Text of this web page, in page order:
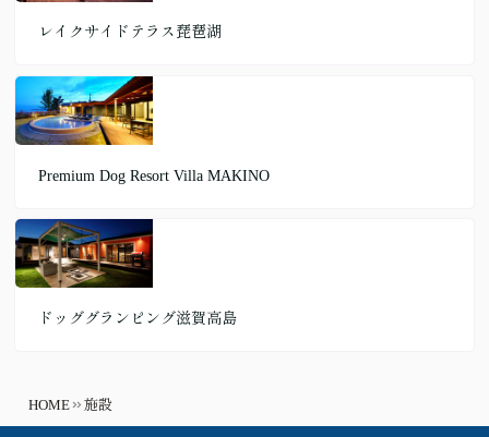
レイクサイドテラス琵琶湖
Premium Dog Resort Villa MAKINO
ドッググランピング滋賀高島
HOME 施設